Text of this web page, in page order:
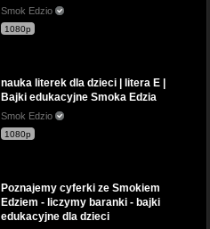
Smok Edzio
1080p
nauka literek dla dzieci | litera E |
Bajki edukacyjne Smoka Edzia
Smok Edzio
1080p
Poznajemy cyferki ze Smokiem
Edziem - liczymy baranki - bajki
edukacyjne dla dzieci